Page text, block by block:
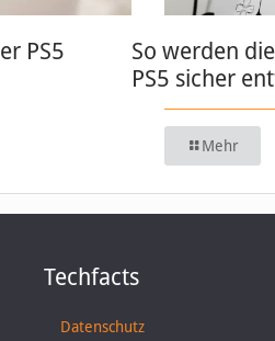
PS5
So werden
PS5 sicher
Mehr
Techfacts
Datenschutz